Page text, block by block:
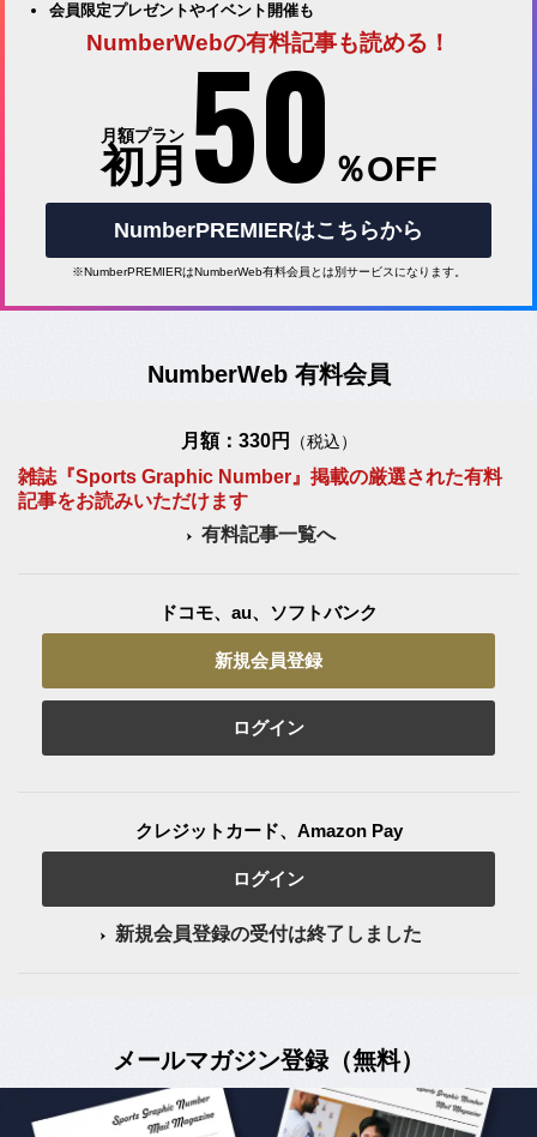
会員限定プレゼントやイベント開催も
NumberWebの有料記事も読める！
月額プラン
初月 50 ％OFF
NumberPREMIERはこちらから
※NumberPREMIERはNumberWeb有料会員とは別サービスになります。
NumberWeb 有料会員
月額：330円 （税込）
雑誌『Sports Graphic Number』掲載の厳選された有料
記事をお読みいただけます
有料記事一覧へ
ドコモ、au、ソフトバンク
新規会員登録
ログイン
クレジットカード、Amazon Pay
ログイン
新規会員登録の受付は終了しました
メールマガジン登録（無料）